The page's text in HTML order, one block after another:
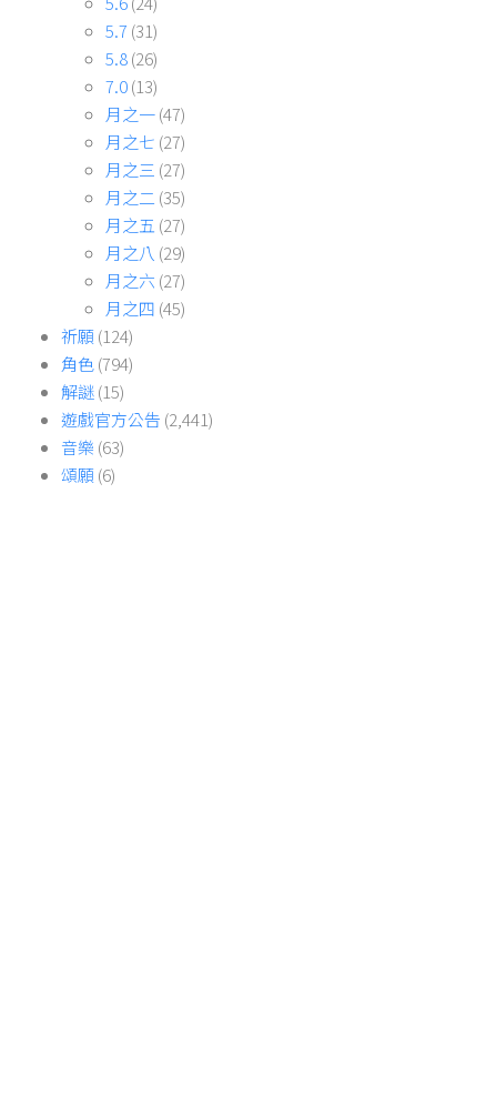
5.7 (31)
5.8(26)
7.0(13)
月之一(47)
月之七 (27)
月之三 (27)
月之二 (35)
月之五 (27)
月之八 (29)
月之六 (27)
月之四 (45)
祈願(124)
角色(794)
解謎(15)
遊戲官方公告 (2,441)
音樂 (63)
頌願(6)